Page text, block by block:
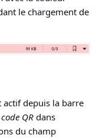
le chargement de
actif depuis la barre
QR dans
du champ